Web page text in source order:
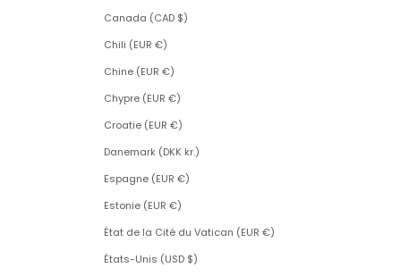
Canada (CAD $)
Chili (EUR €)
Chine (EUR €)
Chypre (EUR €)
Croatie (EUR €)
Danemark (DKK kr.)
Espagne (EUR €)
Estonie (EUR €)
État de la Cité du Vatican (EUR €)
États-Unis (USD $)